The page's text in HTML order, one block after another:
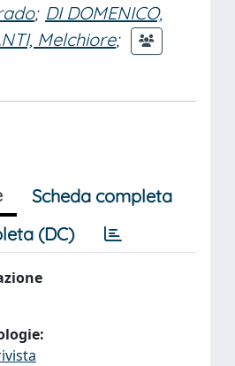
; DI DOMENICO,
Melchiore;
Scheda completa
(DC)